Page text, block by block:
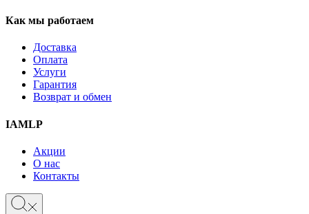
Как мы работаем
Доставка
Оплата
Услуги
Гарантия
Возврат и обмен
IAMLP
Акции
О нас
Контакты